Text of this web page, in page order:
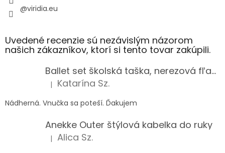
@viridia.eu
Uvedené recenzie sú nezávislým názorom
našich zákazníkov, ktorí si tento tovar zakúpili.
Ballet set školská taška, nerezová fľaša a plný peračník s motívom baletky pre dievča
Hodnotenie produktu je 5 z 5 hviezdičiek.
| Katarína Sz.
Nádherná. Vnučka sa poteší. Ďakujem
Anekke Outer štýlová kabelka do ruky
Hodnotenie produktu je 5 z 5 hviezdičiek.
| Alica Sz.